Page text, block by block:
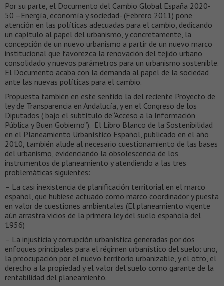
Por su parte, el Documento del Cambio Global España 2020-
50 –Energía, economía y sociedad- (Febrero 2011) pone
atención en las políticas adecuadas para el cambio, dedicando
un capítulo al papel del urbanismo, y concretamente, la
concepción de un nuevo urbanismo a partir de un nuevo marco
institucional que favorezca la renovación del tejido urbano
consolidado y nuevos parámetros para un urbanismo sostenible.
El Documento acaba con la demanda al papel de la sociedad
ante las nuevas políticas para el cambio.
Propuesta también en este sentido la del reciente Proyecto de
ley de Transparencia en Andalucía, y en el Congreso de los
Diputados ( bajo el subtítulo de“Acceso a la Información
Pública y Buen Gobierno”). El Libro Blanco de la Sostenibilidad
en el Planeamiento Urbanístico Español, publicado en el año
2010, también alude al necesario cuestionamiento de las bases
del urbanismo, evidenciando la obsolescencia de los
instrumentos de planeamiento y atendiendo a las tres
problemáticas siguientes:
– La casi inexistencia de planificación territorial en el marco
español, que hubiese actuado como marco coordinador y puesta
en valor de cuestiones ambientales (El planeamiento vigente
aún arrastra vicios de la primera ley del suelo española del
1956)
– La injusticia y corrupción urbanística generadas por dos
enfoques principales para el régimen urbanístico del suelo: uno,
la preocupación por el nuevo territorio urbanizable, y el otro, el
derecho a la propiedad y el valor del suelo como garante de la
rentabilidad del planeamiento.